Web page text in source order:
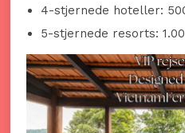
4-stjernede hoteller:
5-stjernede resorts: